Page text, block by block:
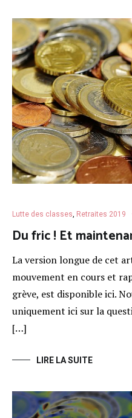
Lutte des classes Retraites 2019
Du fric ! Et
La version longue de cet
mouvement en cours et
grève, est disponible ici.
uniquement ici sur la
[…]
LIRE LA SUITE